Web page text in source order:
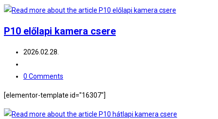
P10 előlapi kamera csere
Post
2026.02.28.
category:
Post
0 Comments
[elementor-template id="16307"]